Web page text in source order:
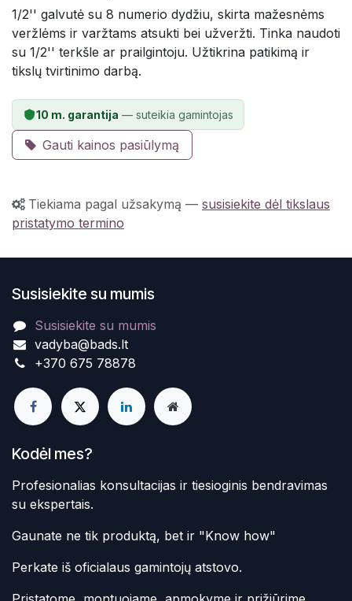
1/2'' galvutė su 8 numerio dydžiu, skirta mažesnėms
veržlėms ir varžtams atsukti bei užveržti. Tinka naudoti
su 1/2'' terkšle ar prailgintoju. Užtikrina patikimą ir
tikslų tvirtinimo darbą.
10 m. garantija — suteikia gamintojas
Gauti kainos pasiūlymą
Tiekiama pagal užsakymą — susisiekite dėl tikslaus
pristatymo termino
Susisiekite su mumis
Susisiekite su mumis
vadyba@bads.lt
+370 675 78878
Kodėl mes?
Profesionalias konsultacijas ir tiesioginis bendravimas
su ekspertais.
Gaunate ne tik produktą, bet ir "Know how"
Perkate iš oficialaus gamintojų atstovo.